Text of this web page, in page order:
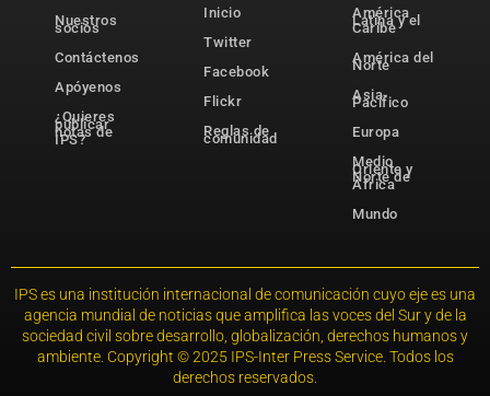
Nuestros
socios
Contáctenos
Apóyenos
¿Quieres
publicar
notas de
IPS?
Inicio
Twitter
Facebook
Flickr
Reglas de
comunidad
América
Latina y el
Caribe
América del
Norte
Asia-
Pacífico
Europa
Medio
Oriente y
Norte de
África
Mundo
IPS es una institución internacional de comunicación cuyo eje es una
agencia mundial de noticias que amplifica las voces del Sur y de la
sociedad civil sobre desarrollo, globalización, derechos humanos y
ambiente. Copyright © 2025 IPS-Inter Press Service. Todos los
derechos reservados.